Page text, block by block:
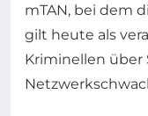
mTAN, bei dem
gilt heute als
Kriminellen über